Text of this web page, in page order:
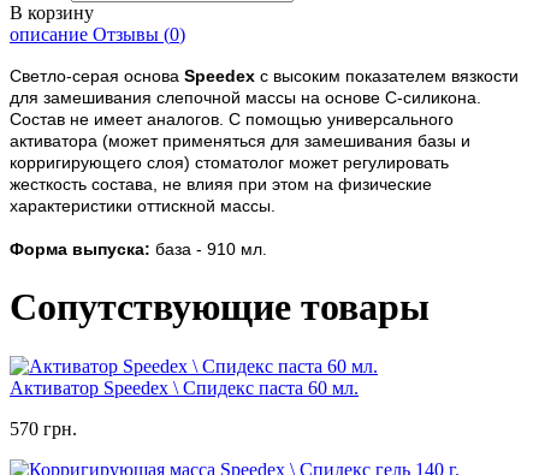
В корзину
описание Отзывы (0)
Светло-серая основа Speedex с высоким показателем вязкости
для замешивания слепочной массы на основе С-силикона.
Состав не имеет аналогов. С помощью универсального
активатора (может применяться для замешивания базы и
корригирующего слоя) стоматолог может регулировать
жесткость состава, не влияя при этом на физические
характеристики оттискной массы.
Форма выпуска: база - 910 мл.
Сопутствующие товары
Активатор Speedex \ Спидекс паста 60 мл.
570 грн.